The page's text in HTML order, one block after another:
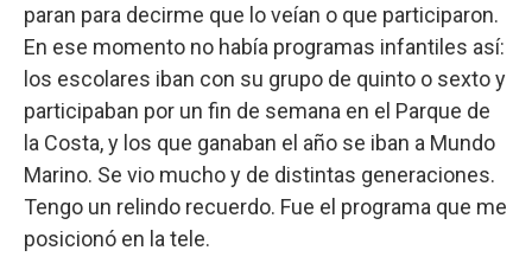
paran para decirme que lo veían o que participaron.
En ese momento no había programas infantiles así:
los escolares iban con su grupo de quinto o sexto y
participaban por un fin de semana en el Parque de
la Costa, y los que ganaban el año se iban a Mundo
Marino. Se vio mucho y de distintas generaciones.
Tengo un relindo recuerdo. Fue el programa que me
posicionó en la tele.